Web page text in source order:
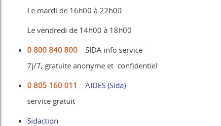
Le mardi de 16h00 à 22h00
Le vendredi de 14h00 à 18h00
0 800 840 800
SIDA info service
7j/7, gratuite anonyme et confidentiel
0 805 160 011
AIDES (Sida)
service gratuit
Sidaction